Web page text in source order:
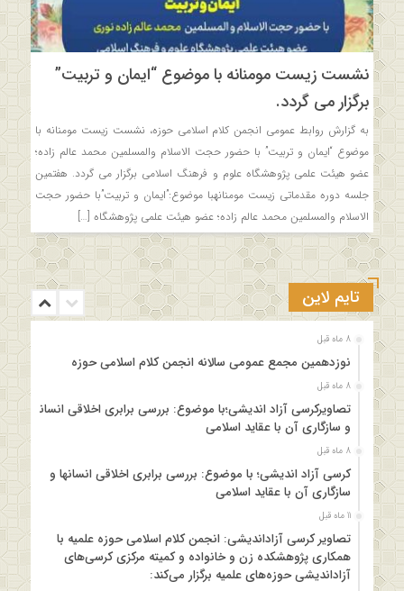
نشست زیست مومنانه با موضوع “ایمان و تربیت”
برگزار می گردد.
به گزارش روابط عمومی انجمن کلام اسلامی حوزه، نشست زیست مومنانه با
موضوع “ایمان و تربیت” با حضور حجت الاسلام والمسلمین محمد عالم زاده؛
عضو هیئت علمی پژوهشگاه علوم و فرهنگ اسلامی برگزار می گردد. هفتمین
جلسه دوره مقدماتی زیست مومنانهبا موضوع:”ایمان و تربیت”با حضور حجت
الاسلام والمسلمین محمد عالم زاده؛ عضو هیئت علمی پژوهشگاه […]
تایم لاین
8 ماه قبل
نوزدهمین مجمع عمومی سالانه انجمن کلام اسلامی حوزه
8 ماه قبل
تصاویرکرسی آزاد اندیشی؛با موضوع: بررسی برابری اخلاقی انسانها
و سازگاری آن با عقاید اسلامی
8 ماه قبل
کرسی آزاد اندیشی؛ با موضوع: بررسی برابری اخلاقی انسانها و
سازگاری آن با عقاید اسلامی
11 ماه قبل
تصاویر کرسی آزاداندیشی: انجمن کلام اسلامی حوزه علمیه با
همکاری پژوهشکده زن و خانواده و کمیته مرکزی کرسی‌های
آزاداندیشی حوزه‌های علمیه برگزار می‌کند: